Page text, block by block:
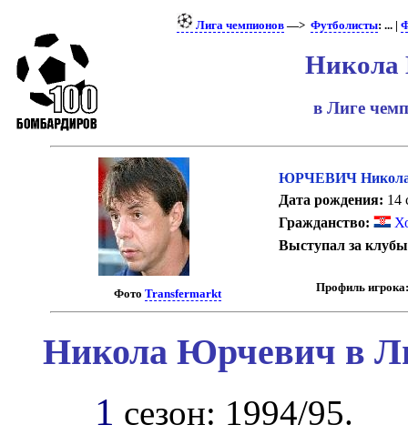
Лига чемпионов—> Футболисты: ... |
Никола
в Лиге
ФотоTransfermarkt
ЮРЧЕВИЧ
Дата рождения: 14
Гражданство:
Выступал за
Профиль игрока:
Никола Юрчевич в
1 сезон: 1994/95.